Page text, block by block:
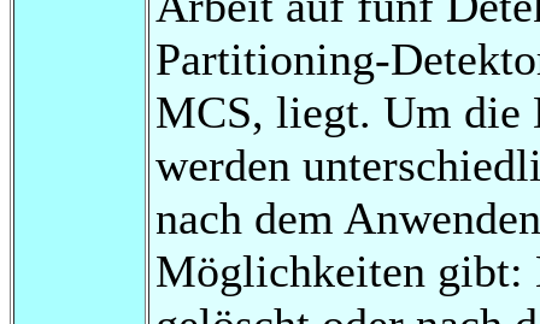
Partitioning-
MCS, liegt. Um die
werden
nach dem
Möglichkeiten gibt: